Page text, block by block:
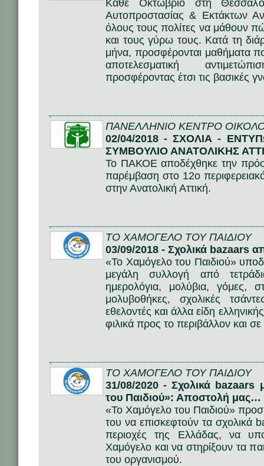
Κάθε Οκτώβριο στη
Αυτοπροστασίας & Εκτάκτων
όλους τους πολίτες να μάθουν
και τους γύρω τους. Κατά τη
μήνα, προσφέρονται μαθήματα
αποτελεσματική
προσφέροντας έτσι τις βασικές
ΠΑΝΕΛΛΗΝΙΟ ΚΕΝΤΡΟ
02/04/2018 - ΣΧΟΛΙΑ -
ΣΥΜΒΟΥΛΙΟ ΑΝΑΤΟΛΙΚΗΣ
Το ΠΑΚΟΕ αποδέχθηκε την
παρέμβαση στο 12ο
στην Ανατολική Αττική.
ΤΟ ΧΑΜΟΓΕΛΟ ΤΟΥ ΠΑΙΔΙΟΥ
03/09/2018 - Σχολικά bazaars
«Το Χαμόγελο του Παιδιού»
μεγάλη συλλογή από
ημερολόγια, μολύβια, γόμες,
μολυβοθήκες, σχολικές
εθελοντές και άλλα είδη
φιλικά προς το περιβάλλον και σε
ΤΟ ΧΑΜΟΓΕΛΟ ΤΟΥ ΠΑΙΔΙΟΥ
31/08/2020 - Σχολικά
του Παιδιού»: Αποστολή μας…
«Το Χαμόγελο του Παιδιού»
του να επισκεφτούν τα σχολικά
περιοχές της Ελλάδας, να
Χαμόγελο και να στηρίξουν τα
του οργανισμού.